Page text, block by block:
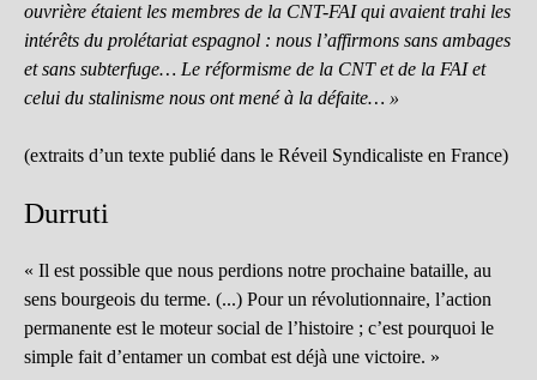
ouvrière étaient les membres de la CNT-FAI qui avaient trahi les
intérêts du prolétariat espagnol : nous l’affirmons sans ambages
et sans subterfuge… Le réformisme de la CNT et de la FAI et
celui du stalinisme nous ont mené à la défaite… »
(extraits d’un texte publié dans le Réveil Syndicaliste en France)
Durruti
« Il est possible que nous perdions notre prochaine bataille, au
sens bourgeois du terme. (...) Pour un révolutionnaire, l’action
permanente est le moteur social de l’histoire ; c’est pourquoi le
simple fait d’entamer un combat est déjà une victoire. »